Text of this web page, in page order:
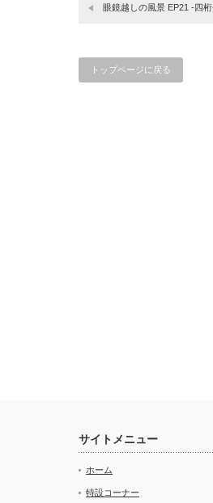
眼鏡越しの風景 EP21 -四
トップページに戻る
サイトメニュー
ホーム
特設コーナー